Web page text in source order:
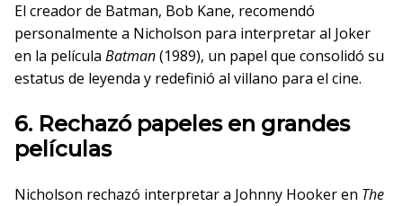
El creador de Batman, Bob Kane, recomendó
personalmente a Nicholson para interpretar al Joker
en la película Batman(1989), un papel que consolidó su
estatus de leyenda y redefinió al villano para el cine.
6. Rechazó papeles en grandes
películas
Nicholson rechazó interpretar a Johnny Hooker en The